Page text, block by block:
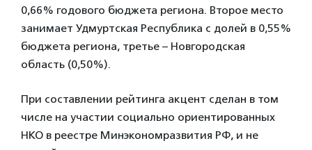
0,66% годового бюджета региона. Второе место
занимает Удмуртская Республика с долей в 0,55%
бюджета региона, третье – Новгородская
область (0,50%).
При составлении рейтинга акцент сделан в том
числе на участии социально ориентированных
НКО в реестре Минэкономразвития РФ, и не